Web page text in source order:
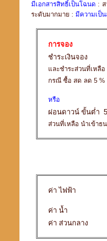
มีเอกสารสิทธิ์เป็นโฉนด :
ระดับมากมาย : มีความเป็
การจอง
ชำระเงินจอง
และชำระส่วนที่เหลื
กรณี ซื้อ สด ลด 5 %
หรือ
ผ่อนดาวน์ ขั้นต่ำ
ส่วนที่เหลือ นำเข้าธ
ค่า ไฟฟ้า
ค่า น้ำ
ค่า ส่วนกลาง